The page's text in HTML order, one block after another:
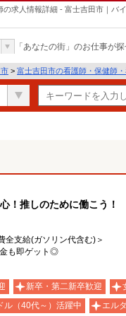
求人情報詳細 - 富士吉田市｜バイ
「あなたの街」のお仕事が
> 富士吉田市の看護師・保健師
！推しのために働こう！
支給(ガソリン代含む)＞
も即ゲット◎
新卒・第二新卒歓迎
ル（40代～）活躍中
エル